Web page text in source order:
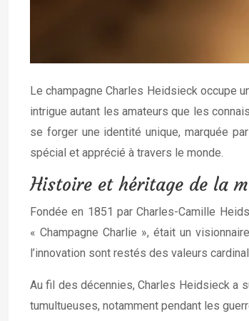
Le champagne Charles Heidsieck occupe
intrigue autant les amateurs que les
se forger une identité unique, marquée
spécial et apprécié à travers le monde.
Histoire et héritage de la
Fondée en 1851 par Charles-Camille
« Champagne Charlie », était un
l’innovation sont restés des valeurs
Au fil des décennies, Charles Heidsieck a
tumultueuses, notamment pendant les